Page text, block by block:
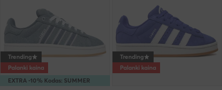
EXTRA -10% Kodas: SUMMER
Trending
Palanki kaina
Trending
Palanki kaina